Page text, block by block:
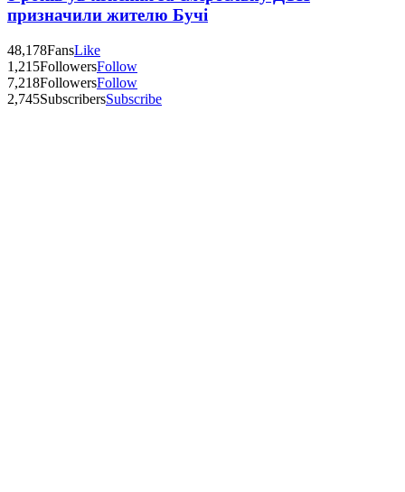
призначили жителю Бучі
48,178FansLike
1,215FollowersFollow
7,218FollowersFollow
2,745SubscribersSubscribe